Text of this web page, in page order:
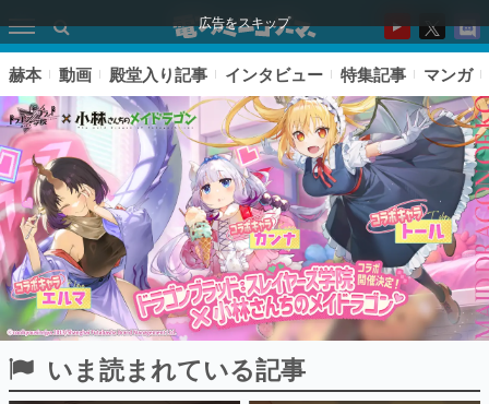
広告をスキップ
ピックアップ
赫本 動画 殿堂入り記事 インタビュー 特集記事 マンガ
いま読まれている記事